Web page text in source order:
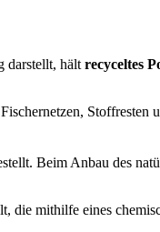
darstellt, hält recyceltes
Stoffresten
Beim Anbau des
die mithilfe eines